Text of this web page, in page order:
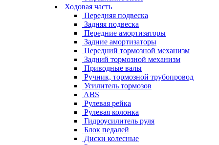
Ходовая часть
Передняя подвеска
Задняя подвеска
Передние амортизаторы
Задние амортизаторы
Передний тормозной механизм
Задний тормозной механизм
Приводные валы
Ручник, тормозной трубопровод
Усилитель тормозов
ABS
Рулевая рейка
Рулевая колонка
Гидроусилитель руля
Блок педалей
Диски колесные